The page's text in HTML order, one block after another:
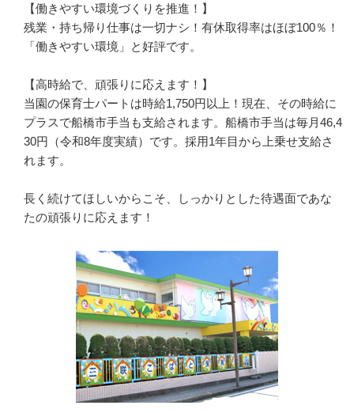
【働きやすい環境づくりを推進！】
残業・持ち帰り仕事は一切ナシ！有休取得率はほぼ100％！
「働きやすい環境」と好評です。
【高時給で、頑張りに応えます！】
当園の保育士パートは時給1,750円以上！現在、その時給に
プラスで船橋市手当も支給されます。船橋市手当は毎月46,4
30円（令和8年度実績）です。採用1年目から上乗せ支給さ
れます。
長く続けてほしいからこそ、しっかりとした待遇面であな
たの頑張りに応えます！